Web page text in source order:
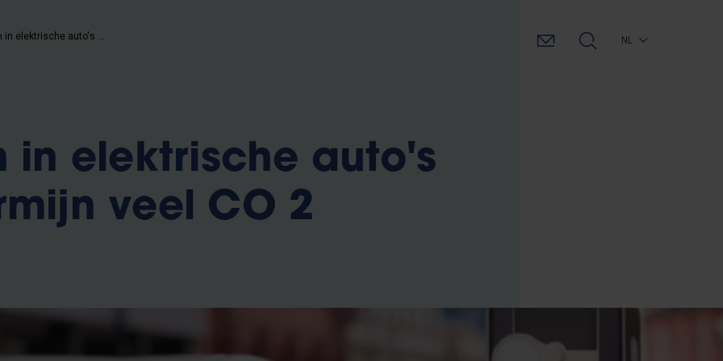
NL
in elektrische auto's
veel CO 2